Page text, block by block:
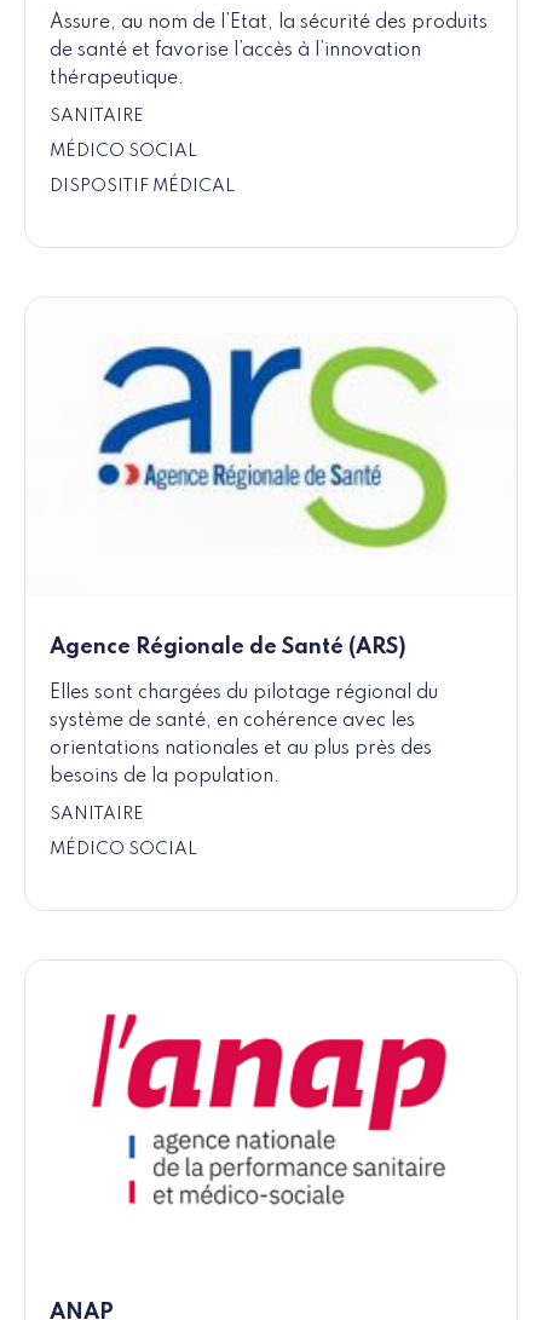
Assure, au nom de l’Etat, la sécurité des produits
de santé et favorise l’accès à l’innovation
thérapeutique.
SANITAIRE
MÉDICO SOCIAL
DISPOSITIF MÉDICAL
Agence Régionale de Santé (ARS)
Elles sont chargées du pilotage régional du
système de santé, en cohérence avec les
orientations nationales et au plus près des
besoins de la population.
SANITAIRE
MÉDICO SOCIAL
ANAP